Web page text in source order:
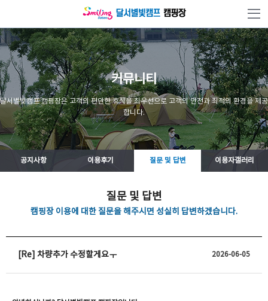
커뮤니티
달서별빛캠프 캠핑장은 고객의 편안한 휴식을 최우선으로 고객의 안전과 최적의 환경을 제공
합니다.
공지사항 이용후기 질문 및 답변 이용자갤러리
질문 및 답변
캠핑장 이용에 대한 질문을 해주시면 성실히 답변하겠습니다.
[Re] 차량추가 수정할게요ㅜ 2026-06-05